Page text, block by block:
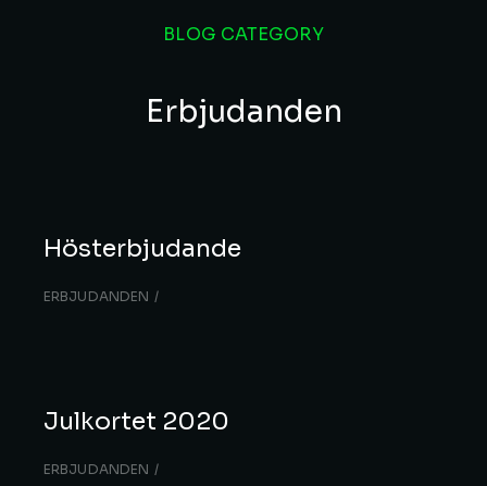
BLOG CATEGORY
Erbjudanden
Hösterbjudande
ERBJUDANDEN
Julkortet 2020
ERBJUDANDEN